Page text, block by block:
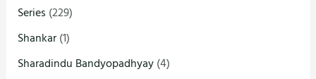
Series (229)
Shankar(1)
Sharadindu Bandyopadhyay(4)